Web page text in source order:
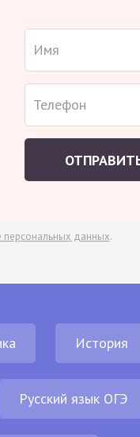
данных.
История
Русский язык ОГЭ